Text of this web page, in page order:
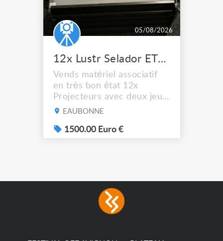
05/08/2026
12x Lustr Selador ETC Led 7x colors filtres
Vends matériel associatif
en très bon état 12x
Projecteurs avec deux jeux
de filtre filtre Lustr Selador
system – seven colour
LEDs providing the
consumption The
permanence of a 50,000-
EAUBONNE
1500.00 Euro €